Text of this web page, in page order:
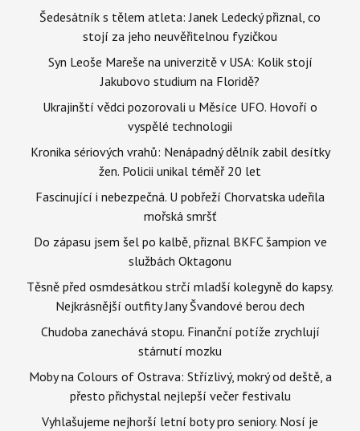
Šedesátník s tělem atleta: Janek Ledecký přiznal, co
stojí za jeho neuvěřitelnou fyzičkou
Syn Leoše Mareše na univerzitě v USA: Kolik stojí
Jakubovo studium na Floridě?
Ukrajinští vědci pozorovali u Měsíce UFO. Hovoří o
vyspělé technologii
Kronika sériových vrahů: Nenápadný dělník zabil desítky
žen. Policii unikal téměř 20 let
Fascinující i nebezpečná. U pobřeží Chorvatska udeřila
mořská smršť
Do zápasu jsem šel po kalbě, přiznal BKFC šampion ve
službách Oktagonu
Těsně před osmdesátkou strčí mladší kolegyně do kapsy.
Nejkrásnější outfity Jany Švandové berou dech
Chudoba zanechává stopu. Finanční potíže zrychlují
stárnutí mozku
Moby na Colours of Ostrava: Střízlivý, mokrý od deště, a
přesto přichystal nejlepší večer festivalu
Vyhlašujeme nejhorší letní boty pro seniory. Nosí je